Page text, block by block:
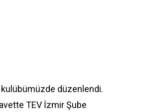
kulübümüzde düzenlendi.
TEV İzmir Şube